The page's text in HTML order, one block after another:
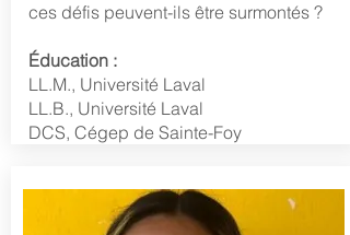
ces défis peuvent-ils être surmontés ?
Éducation :
LL.M., Université Laval
LL.B., Université Laval
DCS, Cégep de Sainte-Foy